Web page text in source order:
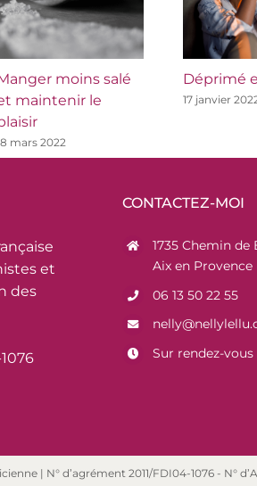
moins salé
maintenir le
mars 2022
Déprimé
17 janvier
et
des
CONTACTEZ-MOI
1735 Chemin de
Aix en Provence
06 13 50 22 55
Sur rendez-vous
| N° d’agrément 2011/FDI04-1076 - N°